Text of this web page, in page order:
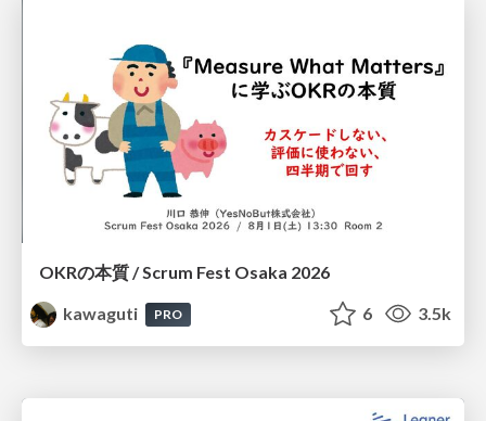
OKRの本質 / Scrum Fest Osaka 2026
kawaguti
PRO 6 3.5k